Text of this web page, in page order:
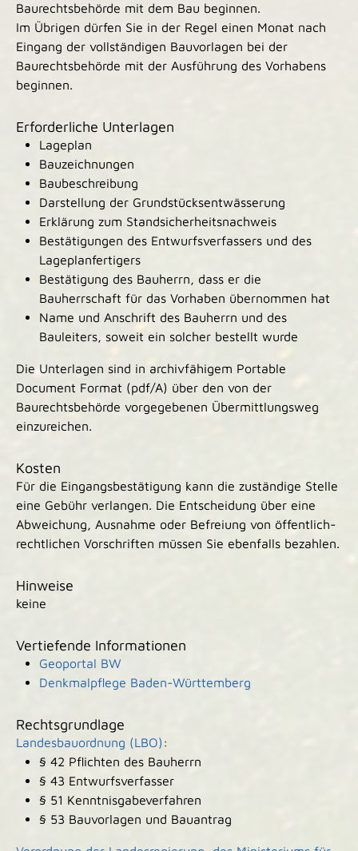
Baurechtsbehörde mit dem Bau beginnen.
Im Übrigen dürfen Sie in der Regel einen Monat nach
Eingang der vollständigen Bauvorlagen bei der
Baurechtsbehörde mit der Ausführung des Vorhabens
beginnen.
Erforderliche Unterlagen
Lageplan
Bauzeichnungen
Baubeschreibung
Darstellung der Grundstücksentwässerung
Erklärung zum Standsicherheitsnachweis
Bestätigungen des Entwurfsverfassers und des
Lageplanfertigers
Bestätigung des Bauherrn, dass er die
Bauherrschaft für das Vorhaben übernommen hat
Name und Anschrift des Bauherrn und des
Bauleiters, soweit ein solcher bestellt wurde
Die Unterlagen sind in archivfähigem Portable
Document Format (pdf/A) über den von der
Baurechtsbehörde vorgegebenen Übermittlungsweg
einzureichen.
Kosten
Für die Eingangsbestätigung kann die zuständige Stelle
eine Gebühr verlangen. Die Entscheidung über eine
Abweichung, Ausnahme oder Befreiung von öffentlich-
rechtlichen Vorschriften müssen Sie ebenfalls bezahlen.
Hinweise
keine
Vertiefende Informationen
Geoportal BW
Denkmalpflege Baden-Württemberg
Rechtsgrundlage
Landesbauordnung (LBO) :
§ 42 Pflichten des Bauherrn
§ 43 Entwurfsverfasser
§ 51 Kenntnisgabeverfahren
§ 53 Bauvorlagen und Bauantrag